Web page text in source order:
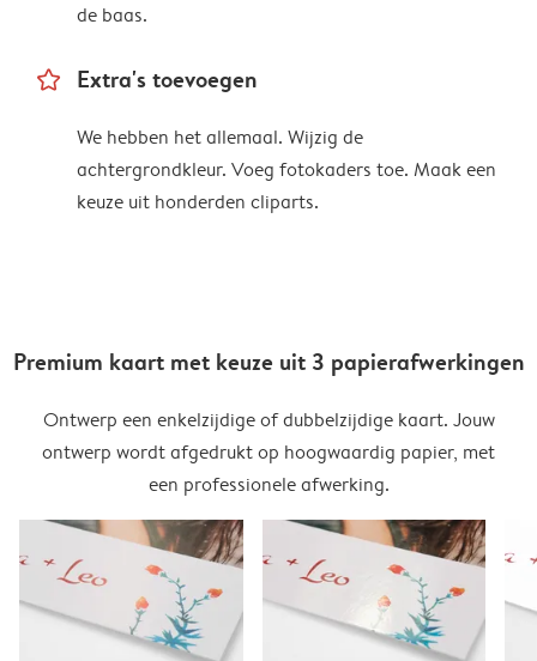
de baas.
star_outline Extra's toevoegen
We hebben het allemaal. Wijzig de
achtergrondkleur. Voeg fotokaders toe. Maak een
keuze uit honderden cliparts.
Premium kaart met keuze uit 3 papierafwerkingen
Ontwerp een enkelzijdige of dubbelzijdige kaart. Jouw
ontwerp wordt afgedrukt op hoogwaardig papier, met
een professionele afwerking.